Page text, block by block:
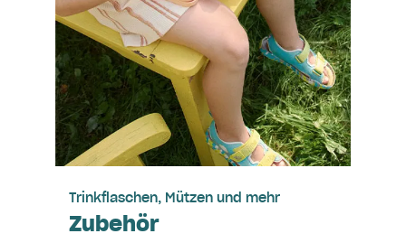
Trinkflaschen, Mützen und mehr
Zubehör